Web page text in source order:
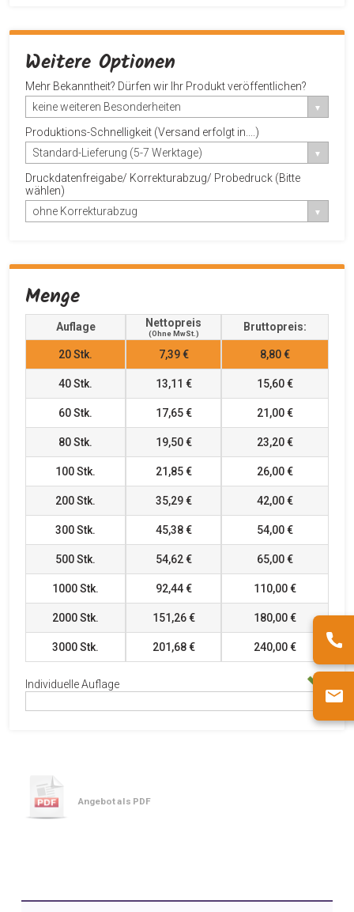
Weitere Optionen
Mehr Bekanntheit? Dürfen wir Ihr Produkt veröffentlichen?
keine weiteren Besonderheiten
Produktions-Schnelligkeit (Versand erfolgt in....)
Standard-Lieferung (5-7 Werktage)
Druckdatenfreigabe/ Korrekturabzug/ Probedruck (Bitte
wählen)
ohne Korrekturabzug
Menge
Auflage Nettopreis
(ohne MwSt.)
Bruttopreis:
20Stk. 7,39 € 8,80 €
40Stk. 13,11 € 15,60 €
60Stk. 17,65 € 21,00 €
80Stk. 19,50 € 23,20 €
100Stk. 21,85 € 26,00 €
200Stk. 35,29 € 42,00 €
300Stk. 45,38 € 54,00 €
500Stk. 54,62 € 65,00 €
1000Stk. 92,44 € 110,00 €
2000Stk. 151,26 € 180,00 €
3000Stk. 201,68 € 240,00 €
Individuelle Auflage
Angebot als PDF